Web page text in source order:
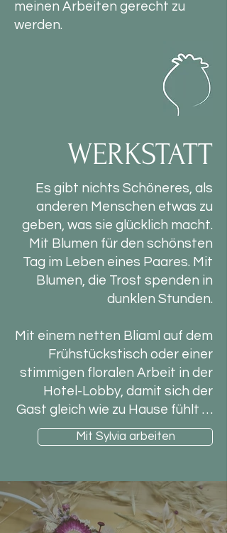
meinen Arbeiten gerecht zu
werden.
WERKSTATT
Es gibt nichts Schöneres, als
anderen Menschen etwas zu
geben, was sie glücklich macht.
Mit Blumen für den schönsten
Tag im Leben eines Paares. Mit
Blumen, die Trost spenden in
dunklen Stunden.
Mit einem netten Bliaml auf dem
Frühstückstisch oder einer
stimmigen floralen Arbeit in der
Hotel-Lobby, damit sich der
Gast gleich wie zu Hause fühlt …
Mit Sylvia arbeiten